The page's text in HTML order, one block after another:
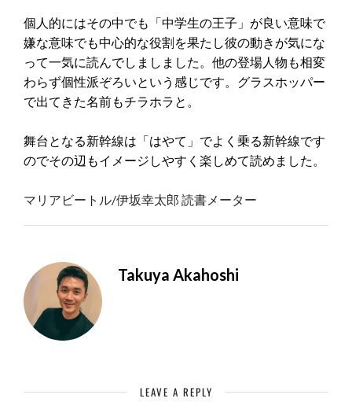
個人的にはその中でも「中学生の王子」が良い意味で
嫌な意味でも中心的な役割を果たし彼の動きが気にな
って一気に読んでしましました。他の登場人物も相変
わらず個性派ぞろいという感じです。グラスホッパー
で出てきた名前もチラホラと。
舞台となる新幹線は「はやて」でよく乗る新幹線です
のでその辺もイメージしやすく楽しめて読めました。
マリアビートル/伊坂幸太郎 読書メーター
Takuya Akahoshi
LEAVE A REPLY